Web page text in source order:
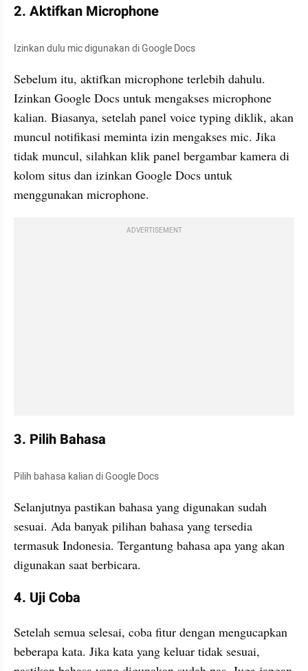
2. Aktifkan Microphone
Izinkan dulu mic digunakan di Google Docs
Sebelum itu, aktifkan microphone terlebih dahulu.
Izinkan Google Docs untuk mengakses microphone
kalian. Biasanya, setelah panel voice typing diklik, akan
muncul notifikasi meminta izin mengakses mic. Jika
tidak muncul, silahkan klik panel bergambar kamera di
kolom situs dan izinkan Google Docs untuk
menggunakan microphone.
ADVERTISEMENT
3. Pilih Bahasa
Pilih bahasa kalian di Google Docs
Selanjutnya pastikan bahasa yang digunakan sudah
sesuai. Ada banyak pilihan bahasa yang tersedia
termasuk Indonesia. Tergantung bahasa apa yang akan
digunakan saat berbicara.
4. Uji Coba
Setelah semua selesai, coba fitur dengan mengucapkan
beberapa kata. Jika kata yang keluar tidak sesuai,